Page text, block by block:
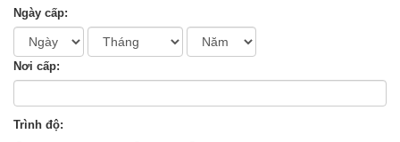
Ngày cấp:
Nơi cấp:
Trình độ: